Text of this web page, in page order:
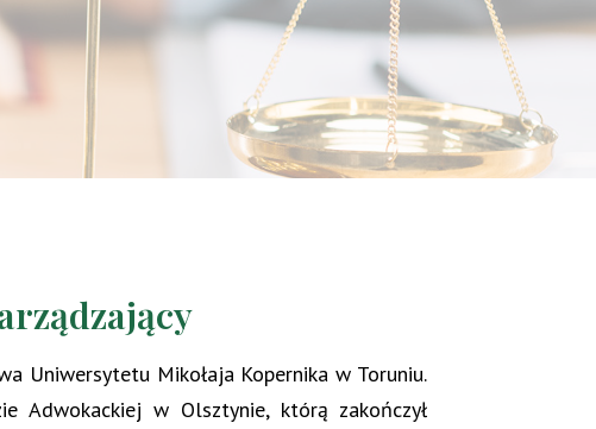
Uniwersytetu Mikołaja Kopernika w Toruniu.
Adwokackiej w Olsztynie, którą zakończył